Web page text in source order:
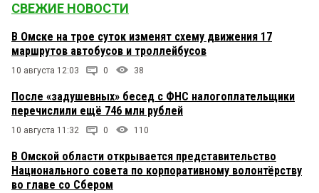
СВЕЖИЕ НОВОСТИ
В Омске на трое суток изменят схему движения 17
маршрутов автобусов и троллейбусов
10 августа 12:03 0 38
После «задушевных» бесед с ФНС налогоплательщики
перечислили ещё 746 млн рублей
10 августа 11:32 0 110
В Омской области открывается представительство
Национального совета по корпоративному волонтёрству
во главе со Сбером